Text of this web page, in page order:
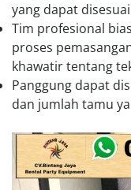
yang dapat
Tim profesional
proses
khawatir tentang
Panggung dapat
dan jumlah tamu